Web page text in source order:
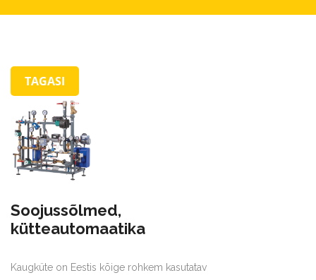
TAGASI
Soojussõlmed,
kütteautomaatika
Kaugküte on Eestis kõige rohkem kasutatav